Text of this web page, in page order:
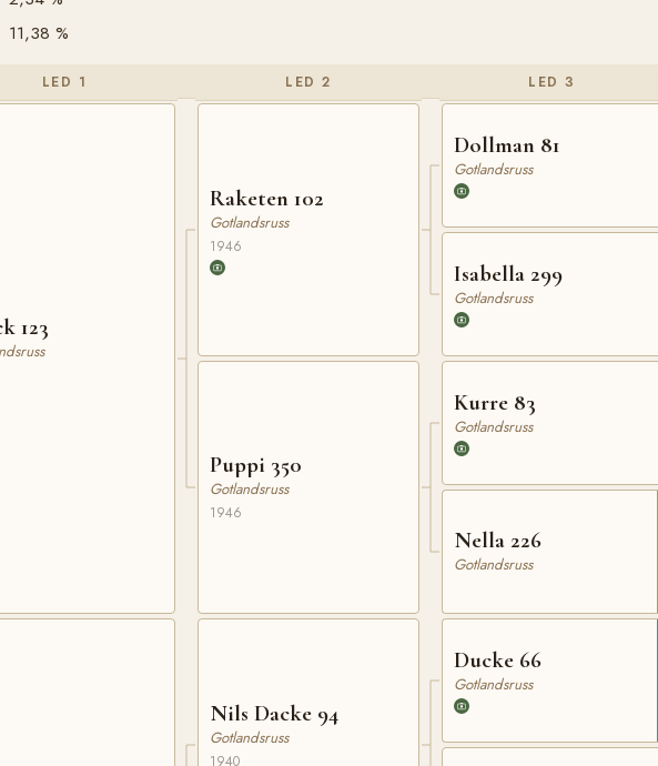
11,38 %
LED 1
123
LED 2
Raketen 102
Gotlandsruss
1946
Puppi 350
Gotlandsruss
1946
Nils Dacke 94
Gotlandsruss
1940
LED 3
Dollman 81
Gotlandsruss
Isabella 299
Gotlandsruss
Kurre 83
Gotlandsruss
Nella 226
Gotlandsruss
Ducke 66
Gotlandsruss